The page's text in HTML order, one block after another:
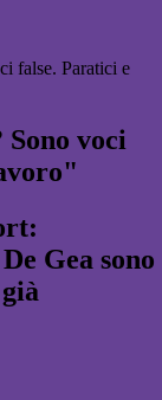
false. Paratici e
voci
Gea sono